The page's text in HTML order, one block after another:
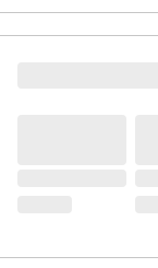
３］］/min)
生産国